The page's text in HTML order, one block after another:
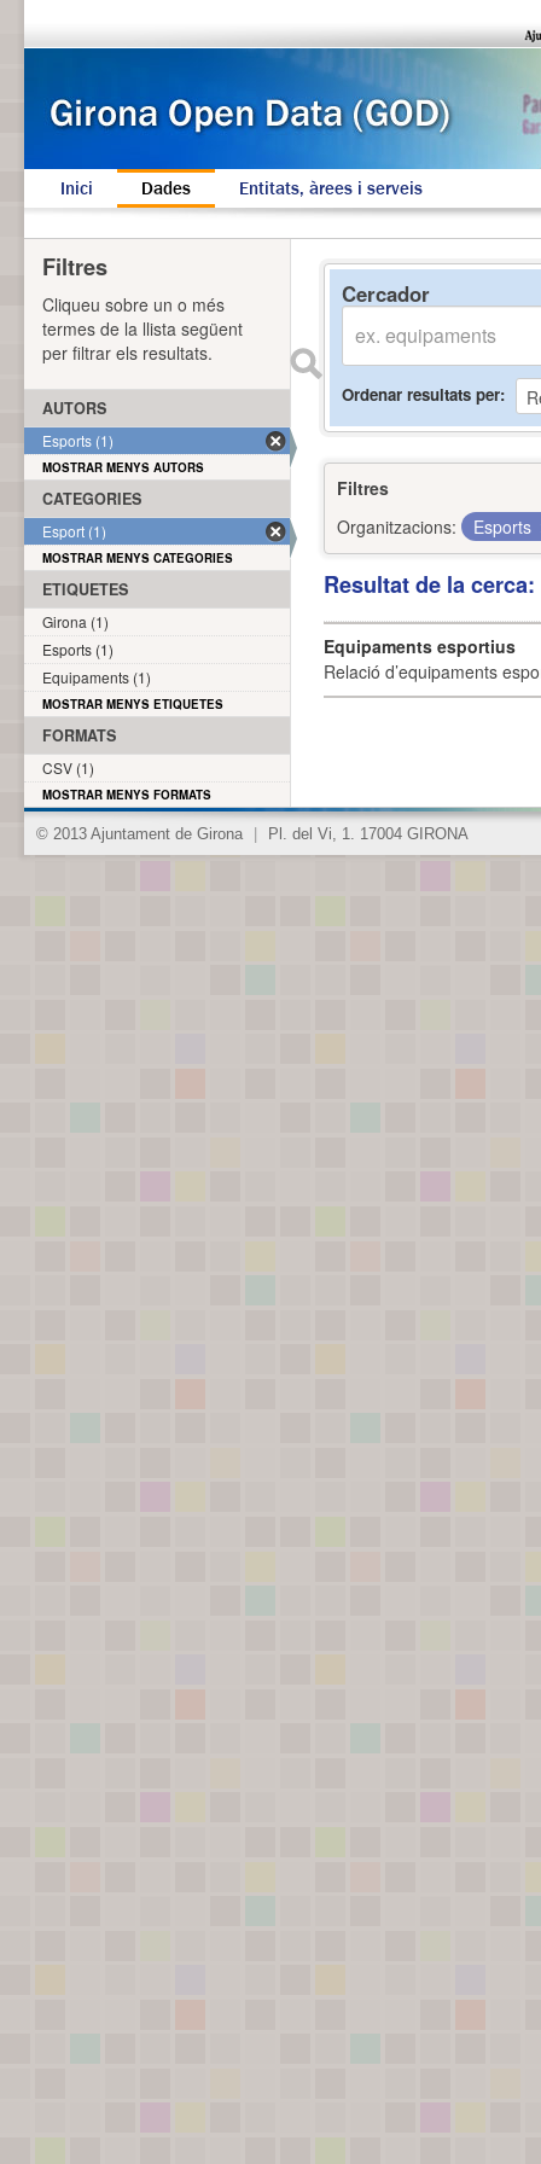
Inici Dades Entitats, àrees i serveis
Cercador
Ordenar resultats per
Filtres
Organitzacions:
Esports
Resultat de la
Equipaments esportius
Relació d’equipaments
Filtres
Cliqueu sobre un o més
termes de la llista següent
per filtrar els resultats.
AUTORS
Esports (1)
MOSTRAR MENYS AUTORS
CATEGORIES
Esport (1)
MOSTRAR MENYS CATEGORIES
ETIQUETES
Girona (1)
Esports (1)
Equipaments (1)
MOSTRAR MENYS ETIQUETES
FORMATS
CSV (1)
MOSTRAR MENYS FORMATS
© 2013 Ajuntament de Girona Pl. del Vi, 1. 17004 GIRONA